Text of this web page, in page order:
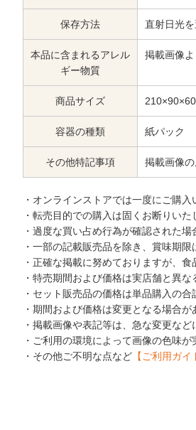
保存方法 直射日光を
本品に含まれるアレル
ギー物質
掲載画像
商品サイズ
容器の種類 紙パック
その他特記事項 掲載画像
・オンラインストアでは一度にご購
・転売目的での購入は固くお断りい
・過度な買い占め行為が確認された
・一部の記載販売品を除き、賞味期
・正確な掲載に努めておりますが、
・特売期間および価格は実店舗と異な
・セット販売品の価格は単品購入の
・期間および価格は変更となる場合
・掲載画像や表記等は、急な変更な
・ご利用の環境によって画像の色味
・その他ご不明な点など 【ご利用ガイ